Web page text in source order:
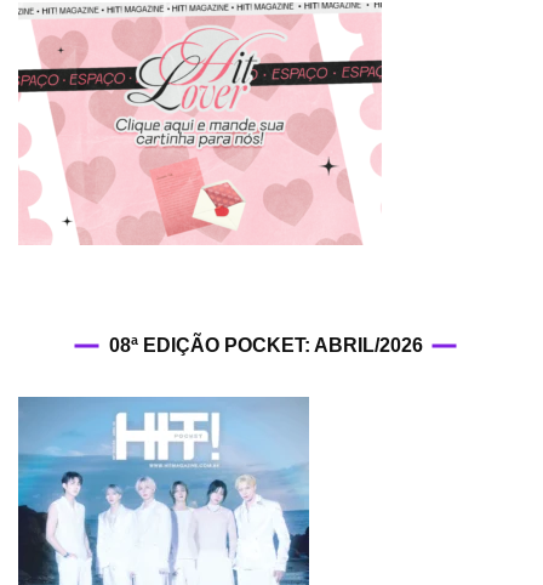
08ª EDIÇÃO POCKET: ABRIL/2026